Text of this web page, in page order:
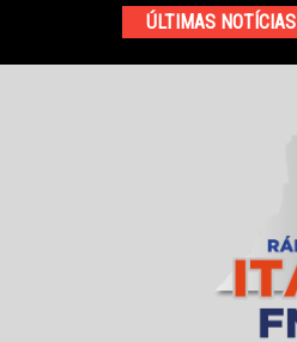
o
ÚLTIMAS NOTÍCIAS